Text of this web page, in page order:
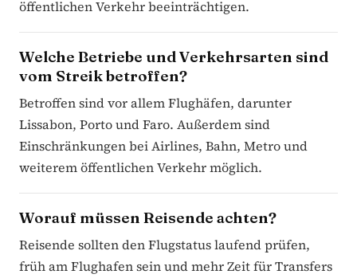
öffentlichen Verkehr beeinträchtigen.
Welche Betriebe und Verkehrsarten sind
vom Streik betroffen?
Betroffen sind vor allem Flughäfen, darunter
Lissabon, Porto und Faro. Außerdem sind
Einschränkungen bei Airlines, Bahn, Metro und
weiterem öffentlichen Verkehr möglich.
Worauf müssen Reisende achten?
Reisende sollten den Flugstatus laufend prüfen,
früh am Flughafen sein und mehr Zeit für Transfers